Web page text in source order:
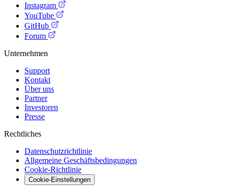
Instagram
YouTube
GitHub
Forum
Unternehmen
Support
Kontakt
Über uns
Partner
Investoren
Presse
Rechtliches
Datenschutzrichtlinie
Allgemeine Geschäftsbedingungen
Cookie-Richtlinie
Cookie-Einstellungen